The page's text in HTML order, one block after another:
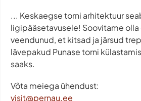
... Keskaegse torni arhitektuur
ligipääsetavusele! Soovitame
veendunud, et kitsad ja järsud
lävepakud Punase torni
saaks.
Võta meiega ühendust:
visit@pernau.ee